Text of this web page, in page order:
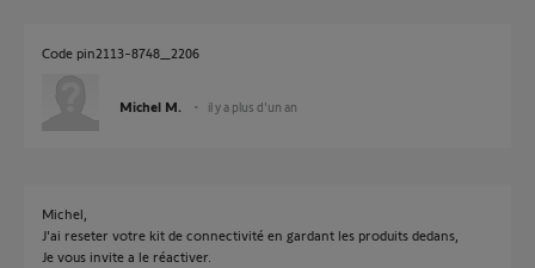
Code pin2113-8748_2206
Michel M. il y a plus d'un an
Michel,
J'ai reseter votre kit de connectivité en gardant les produits dedans,
Je vous invite a le réactiver.